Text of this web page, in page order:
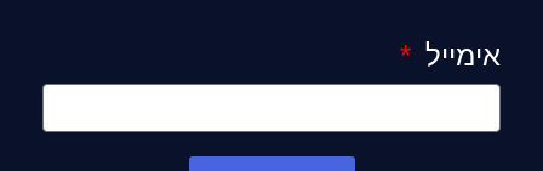
אימייל